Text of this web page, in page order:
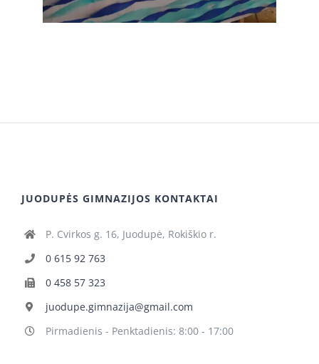
JUODUPĖS GIMNAZIJOS KONTAKTAI
P. Cvirkos g. 16, Juodupė, Rokiškio r.
0 615 92 763
0 458 57 323
juodupe.gimnazija@gmail.com
Pirmadienis - Penktadienis: 8:00 - 17:00